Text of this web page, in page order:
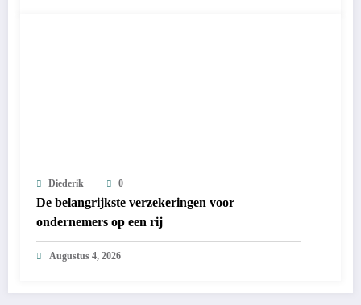
Diederik 0
De belangrijkste verzekeringen voor
ondernemers op een rij
Augustus 4, 2026